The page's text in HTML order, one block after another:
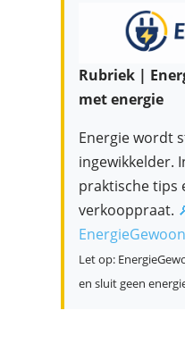
Rubriek |
met energie
Energie wordt
ingewikkelder.
praktische tips
verkooppraat.
Let op:
en sluit geen